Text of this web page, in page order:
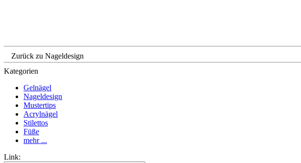
Zurück zu Nageldesign
Kategorien
Gelnägel
Nageldesign
Mustertips
Acrylnägel
Stilettos
Füße
mehr ...
Link: